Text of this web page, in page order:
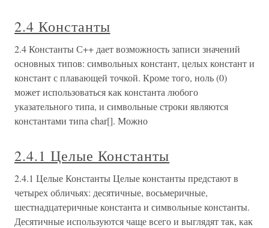
2.4 Константы
2.4 Константы С++ дает возможность записи значений
основных типов: символьных констант, целых констант и
констант с плавающей точкой. Кроме того, ноль (0)
может использоваться как константа любого
указательного типа, и символьные строки являются
константами типа char[]. Можно
2.4.1 Целые Константы
2.4.1 Целые Константы Целые константы предстают в
четырех обличьях: десятичные, восьмеричные,
шестнадцатеричные константа и символьные константы.
Десятичные используются чаще всего и выглядят так, как